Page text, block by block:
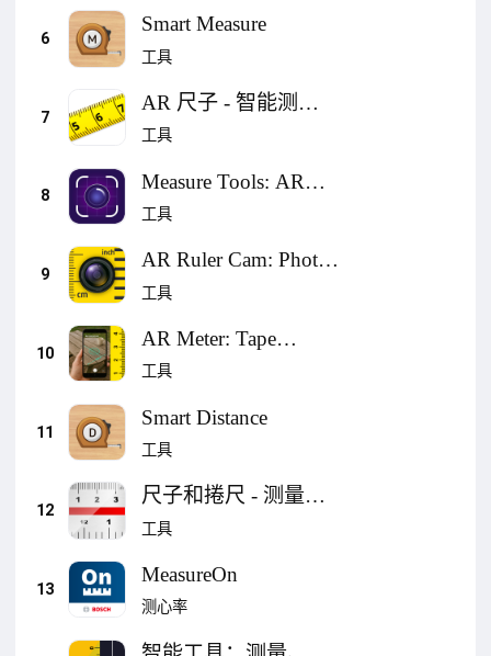
6
Smart Measure
工具
7
AR 尺子 - 智能测量
仪, 手机卷尺, 测量仪,
工具
8
Measure Tools: AR
Room Planner
工具
9
AR Ruler Cam: Photo
Measure
工具
10
AR Meter: Tape
Measure Camera
工具
11
Smart Distance
工具
12
尺子和捲尺 - 测量工
具，精确测量。
工具
13
MeasureOn
测心率